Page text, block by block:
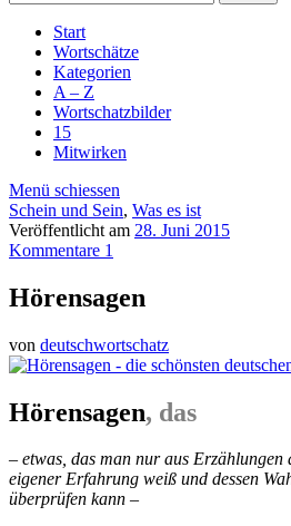
Start
Wortschätze
Kategorien
A – Z
Wortschatzbilder
15
Mitwirken
Menü schiessen
Schein und Sein, Was es ist
Veröffentlicht am 28. Juni 2015
Kommentare 1
Hörensagen
von deutschwortschatz
Hörensagen, das
– etwas, das man nur aus Erzählungen
eigener Erfahrung weiß und dessen
überprüfen kann –